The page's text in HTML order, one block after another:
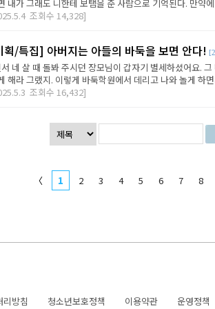
내가 그래도 니한테 보탬을 준 사람으로 기억된다. 만약
조회수 14,328]
획/특집] 아버지는 아들의 바둑을 보면 안다!
네 살 때 돌봐 주시던 장모님이 갑자기 별세하셨어요.
해라 그랬지. 이렇게 바둑학원에서 데리고 나와 놀게 하
조회수 16,432]
〈 1 2 3 4 5 6 7 8
리방침 청소년보호정책 이용약관 운영정책